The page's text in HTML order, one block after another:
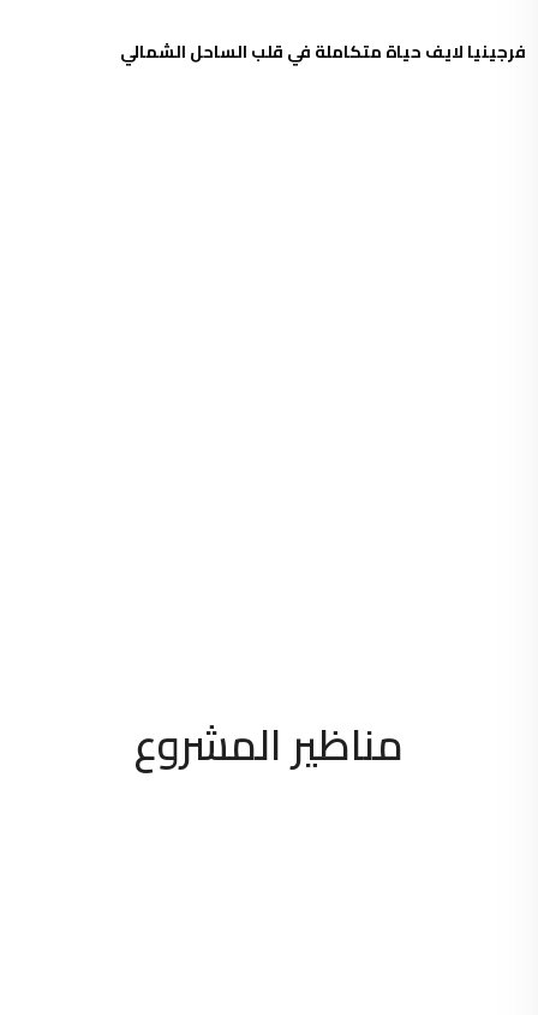
فرجينيا لايف حياة متكاملة في قلب الساحل الشمالي
مناظير المشروع